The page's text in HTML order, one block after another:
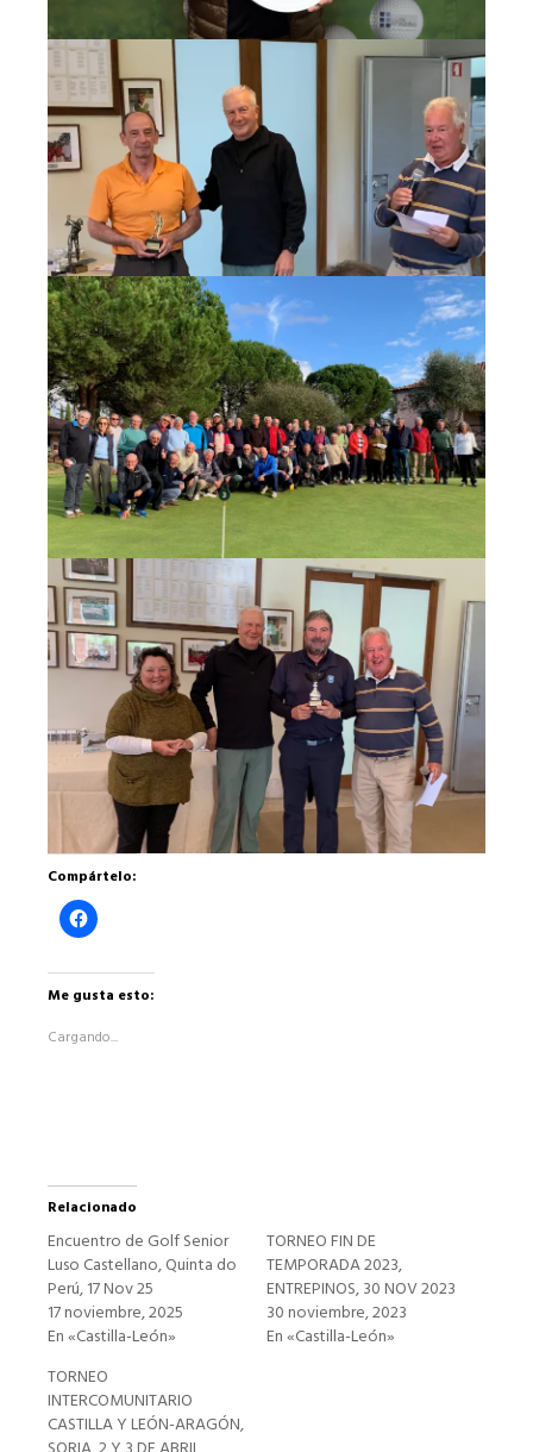
Compártelo:
Haz
clic
en
Facebook
en
Me gusta esto:
Cargando...
Relacionado
Encuentro de Golf Senior
Luso Castellano, Quinta do
Perú, 17 Nov 25
17 noviembre, 2025
En «Castilla-León»
TORNEO FIN DE
TEMPORADA 2023,
ENTREPINOS, 30 NOV 2023
30 noviembre, 2023
En «Castilla-León»
TORNEO
INTERCOMUNITARIO
CASTILLA Y LEÓN-ARAGÓN,